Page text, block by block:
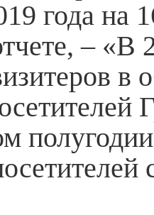
года на
– «В
в